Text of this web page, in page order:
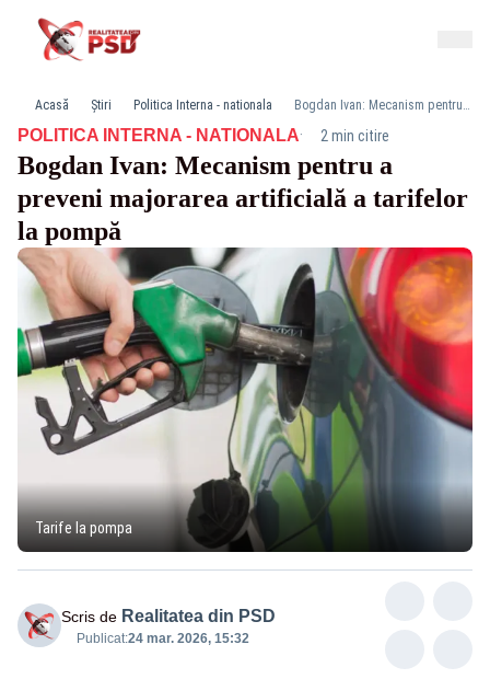
Acasă Știri Politica Interna - nationala Bogdan Ivan: Mecanism pentru a preveni majorarea artificială a tarifelor la pompă
POLITICA INTERNA - NATIONALA· 2 min citire
Bogdan Ivan: Mecanism pentru a
preveni majorarea artificială a tarifelor
la pompă
Tarife la pompa
Scris de Realitatea din PSD
Publicat:24 mar. 2026, 15:32